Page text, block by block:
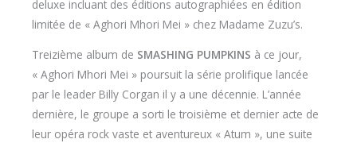
deluxe incluant des éditions autographiées en édition
limitée de « Aghori Mhori Mei » chez Madame Zuzu’s.
Treizième album de SMASHING PUMPKINS à ce jour,
« Aghori Mhori Mei » poursuit la série prolifique lancée
par le leader Billy Corgan il y a une décennie. L’année
dernière, le groupe a sorti le troisième et dernier acte de
leur opéra rock vaste et aventureux « Atum », une suite